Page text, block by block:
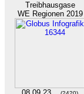
Treibhausgase
WE Regionen 2019